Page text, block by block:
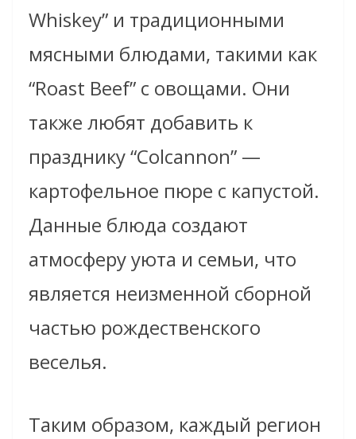
Whiskey” и традиционными
мясными блюдами, такими как
“Roast Beef” с овощами. Они
также любят добавить к
празднику “Colcannon” —
картофельное пюре с капустой.
Данные блюда создают
атмосферу уюта и семьи, что
является неизменной сборной
частью рождественского
веселья.
Таким образом, каждый регион